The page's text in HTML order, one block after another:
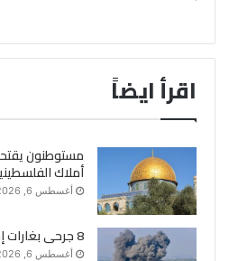
اقرأ ايضاً
مستوطنون
أملاك
أغسطس 6, 2026
8 جرحى بغارات إسرائيلية على جنوب لبنان
أغسطس 6, 2026